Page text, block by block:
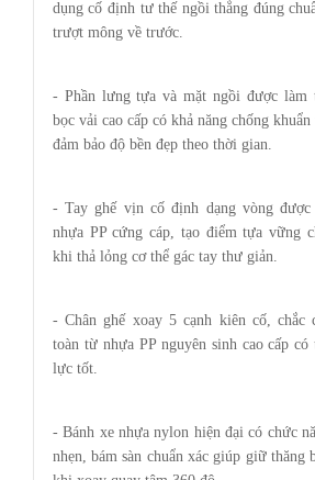
dụng cố định tư thế ngồi thẳng đúng
trượt mông về trước.
- Phần lưng tựa và mặt ngồi được làm
bọc vải cao cấp có khả năng chống
đảm bảo độ bền đẹp theo thời gian.
- Tay ghế vịn cố định dạng vòng
nhựa PP cứng cáp, tạo điểm tựa vững
khi thả lỏng cơ thể gác tay thư giản.
- Chân ghế xoay 5 cạnh kiên cố, chắc
toàn từ nhựa PP nguyên sinh cao cấp
lực tốt.
- Bánh xe nhựa nylon hiện đại có chức
nhẹn, bám sàn chuẩn xác giúp giữ thăng